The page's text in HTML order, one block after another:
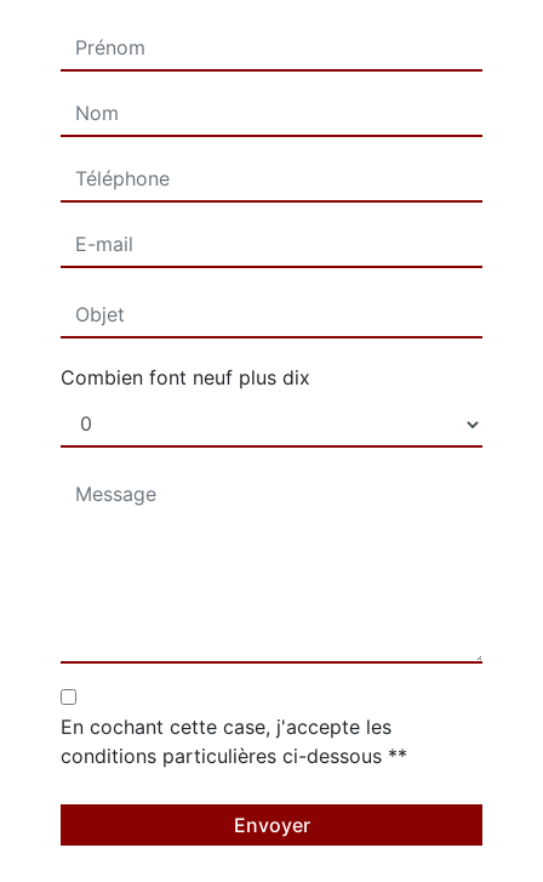
Combien font neuf plus dix
En cochant cette case, j'accepte les
conditions particulières ci-dessous **
Envoyer